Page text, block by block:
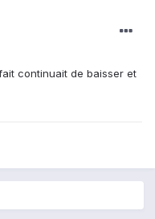
continuait de baisser et